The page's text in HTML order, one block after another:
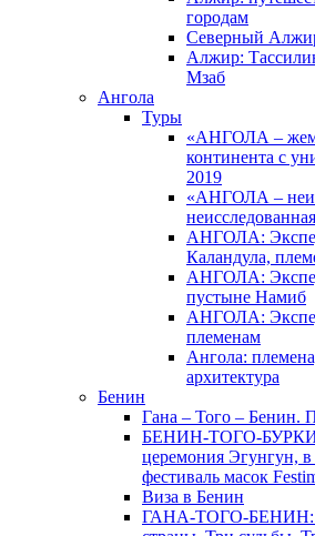
городам
Северный
Алжир:
Мзаб
Ангола
Туры
«АНГОЛА –
континента с
2019
«АНГОЛА –
АНГОЛА:
Каландула,
АНГОЛА:
пустыне Намиб
АНГОЛА:
племенам
Ангола:
архитектура
Бенин
Гана – Того – Бенин.
БЕНИН-ТОГО-
церемония Эгунгун,
фестиваль масок
Виза в Бенин
ГАНА-ТОГО-БЕНИН: